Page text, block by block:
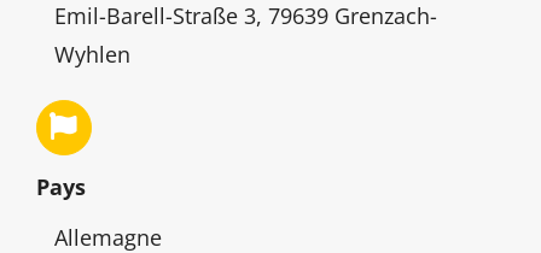
Auditeurs
Français
English
Emil-Barell-Straße 3, 79639 Grenzach-
Wyhlen
Pays
Allemagne